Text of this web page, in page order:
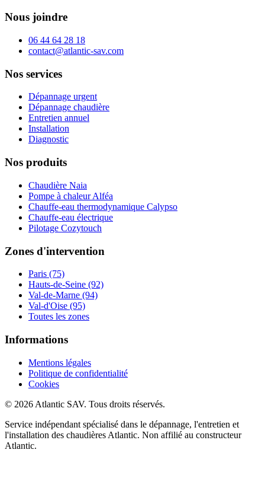
Nous joindre
06 44 64 28 18
contact@atlantic-sav.com
Nos services
Dépannage urgent
Dépannage chaudière
Entretien annuel
Installation
Diagnostic
Nos produits
Chaudière Naia
Pompe à chaleur Alféa
Chauffe-eau thermodynamique Calypso
Chauffe-eau électrique
Pilotage Cozytouch
Zones d'intervention
Paris (75)
Hauts-de-Seine (92)
Val-de-Marne (94)
Val-d'Oise (95)
Toutes les zones
Informations
Mentions légales
Politique de confidentialité
Cookies
© 2026 Atlantic SAV. Tous droits réservés.
Service indépendant spécialisé dans le dépannage, l'entretien et
l'installation des chaudières Atlantic. Non affilié au constructeur
Atlantic.